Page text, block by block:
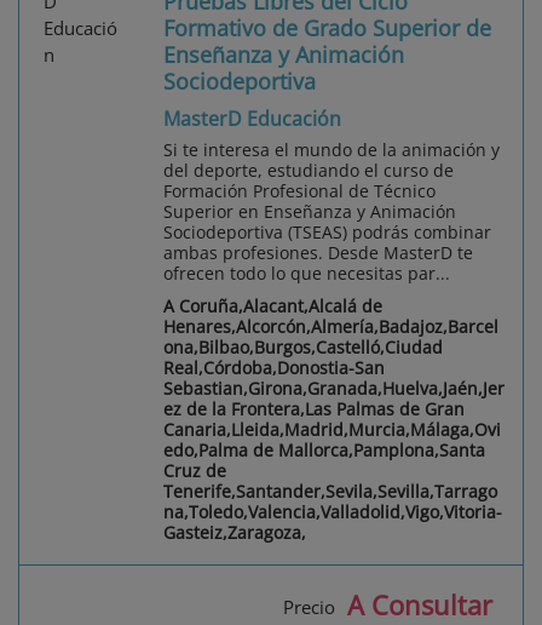
Formativo de Grado Superior de
Enseñanza y Animación
Sociodeportiva
MasterD Educación
Si te interesa el mundo de la animación y
del deporte, estudiando el curso de
Formación Profesional de Técnico
Superior en Enseñanza y Animación
Sociodeportiva (TSEAS) podrás combinar
ambas profesiones. Desde MasterD te
ofrecen todo lo que necesitas par...
A Coruña,Alacant,Alcalá de
Henares,Alcorcón,Almería,Badajoz,Barcel
ona,Bilbao,Burgos,Castelló,Ciudad
Real,Córdoba,Donostia-San
Sebastian,Girona,Granada,Huelva,Jaén,Jer
ez de la Frontera,Las Palmas de Gran
Canaria,Lleida,Madrid,Murcia,Málaga,Ovi
edo,Palma de Mallorca,Pamplona,Santa
Cruz de
Tenerife,Santander,Sevila,Sevilla,Tarrago
na,Toledo,Valencia,Valladolid,Vigo,Vitoria-
Gasteiz,Zaragoza,
Precio A Consultar